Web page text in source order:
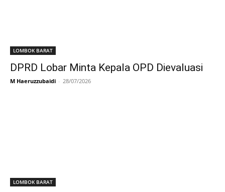
LOMBOK BARAT
DPRD Lobar Minta Kepala OPD Dievaluasi
M Haeruzzubaidi - 28/07/2026
LOMBOK BARAT